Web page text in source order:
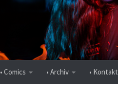
• Comics • Archiv • Kontakt